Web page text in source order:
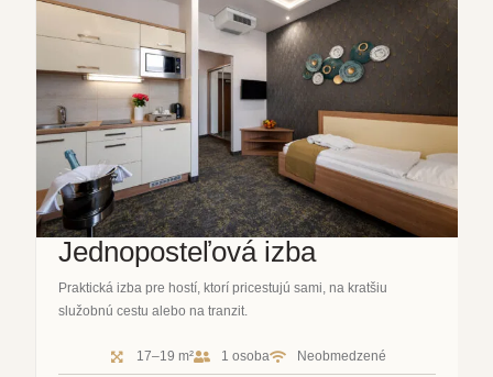
Jednoposteľová izba
Praktická izba pre hostí, ktorí pricestujú sami, na kratšiu
služobnú cestu alebo na tranzit.
17–19 m² 1 osoba Neobmedzené